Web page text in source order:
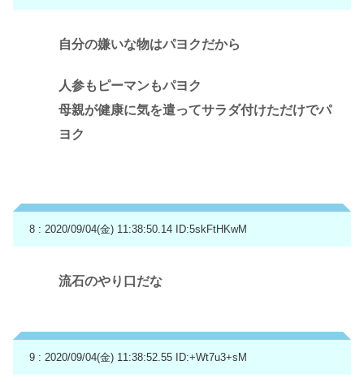
自分の嫌いな物はパヨクだから
人参もピーマンもパヨク
母親が健康に気を遣ってサラダ付けただけでパ
ヨク
8 : 2020/09/04(金) 11:38:50.14 ID:5skFtHKwM
流石のやり口だな
9 : 2020/09/04(金) 11:38:52.55 ID:+Wt7u3+sM